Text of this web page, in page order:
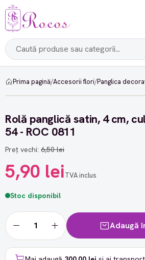
Prima pagină/Accesorii flori/Panglica
-9%
Rolă panglică satin, 4 cm,
54 - ROC 0811
Preț vechi: 6,50 lei
5,90 leiTVA inclus
Stoc disponibil
Adaugă